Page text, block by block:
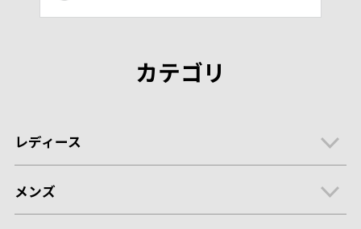
カテゴリ
レディース
メンズ